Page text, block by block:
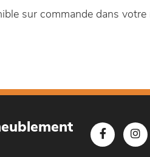
sur commande dans votre